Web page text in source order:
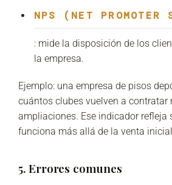
NPS (NET PROMOTER
: mide la disposición de los
la empresa.
Ejemplo: una empresa de pisos
cuántos clubes vuelven a
ampliaciones. Ese indicador refleja
funciona más allá de la venta
5. Errores comunes